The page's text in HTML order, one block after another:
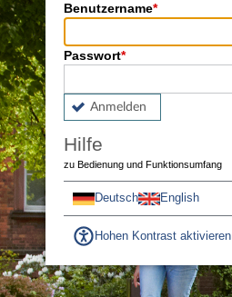
Benutzername
Passwort
Anmelden
Hilfe
zu Bedienung und Funktionsumfang
Deutsch English
Hohen Kontrast aktivieren